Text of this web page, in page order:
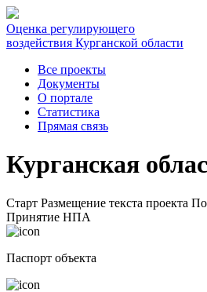
Оценка регулирующего
воздействия Курганской области
Все проекты
Документы
О портале
Статистика
Прямая связь
Курганская
Старт Размещение текста проекта
Принятие НПА
Паспорт объекта